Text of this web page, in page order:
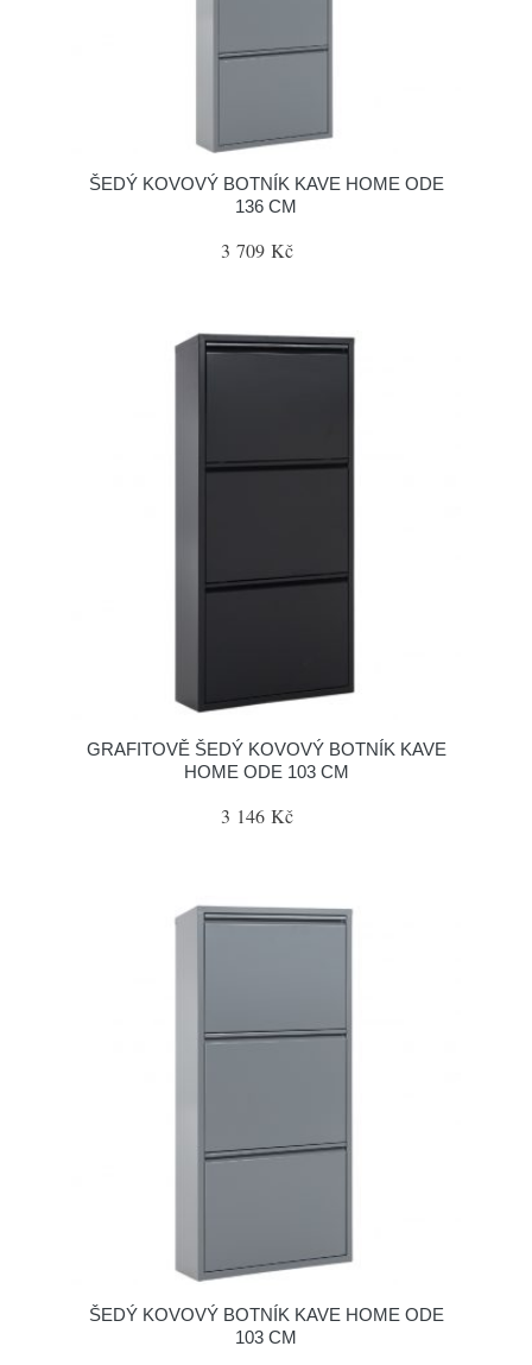
ŠEDÝ KOVOVÝ BOTNÍK KAVE HOME ODE
136 CM
3 709 Kč
GRAFITOVĚ ŠEDÝ KOVOVÝ BOTNÍK KAVE
HOME ODE 103 CM
3 146 Kč
ŠEDÝ KOVOVÝ BOTNÍK KAVE HOME ODE
103 CM